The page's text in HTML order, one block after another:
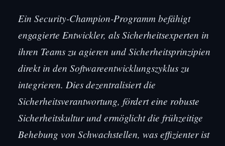
Ein Security-Champion-Programm befähigt
engagierte Entwickler, als Sicherheitsexperten in
ihren Teams zu agieren und Sicherheitsprinzipien
direkt in den Softwareentwicklungszyklus zu
integrieren. Dies dezentralisiert die
Sicherheitsverantwortung, fördert eine robuste
Sicherheitskultur und ermöglicht die frühzeitige
Behebung von Schwachstellen, was effizienter ist